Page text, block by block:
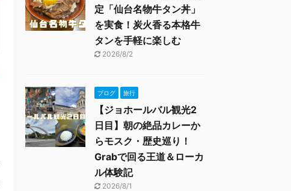
定「仙台名物牛タン丼」
を実食！炭火香る本格牛
タンを手軽に楽しむ
2026/8/2
ブログ 旅行
【ジョホールバル観光2
日目】朝の絶品カレーか
らモスク・歴史巡り！
Grabで回る王道＆ローカ
ル体験記
2026/8/1